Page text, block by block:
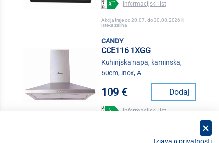
Informacijski list
Akcija traje od 20.07. do 30.08.2026 ili
isteka zaliha
candy
CCE116 1XGG
Kuhinjska napa, kaminska,
60cm, inox, A
109 € Dodaj
Informacijski list
Izjava o privatnosti